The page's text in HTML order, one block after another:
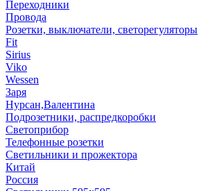
Переходники
Провода
Розетки, выключатели, светорегуляторы
Fit
Sirius
Viko
Wessen
Заря
Нурсан,Валентина
Подрозетники, распредкоробки
Светоприбор
Телефонные розетки
Светильники и прожектора
Китай
Россия